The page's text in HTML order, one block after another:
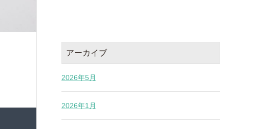
アーカイブ
2026年5月
2026年1月